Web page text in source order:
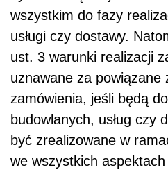
wszystkim do fazy
usługi czy dostawy.
ust. 3 warunki realizacji
uznawane za powiązane
zamówienia, jeśli będą
budowlanych, usług czy
być zrealizowane w
we wszystkich